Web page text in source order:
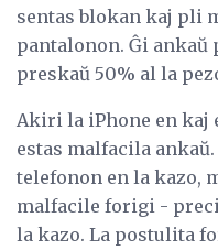
sentas blokan kaj pli
pantalonon. Ĝi ankaŭ
preskaŭ 50% al la
Akiri la iPhone en kaj
estas malfacila
telefonon en la kazo,
malfacile forigi -
la kazo. La postulita